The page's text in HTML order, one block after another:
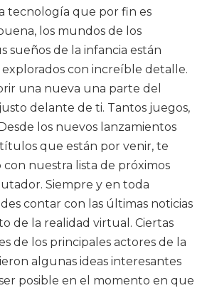
tecnología que por fin es
los mundos de los
sueños de la infancia están
con increíble detalle.
una nueva una parte del
delante de ti. Tantos juegos,
los nuevos lanzamientos
que están por venir, te
nuestra lista de próximos
Siempre y en toda
contar con las últimas noticias
de la realidad virtual. Ciertas
de los principales actores de la
algunas ideas interesantes
posible en el momento en que